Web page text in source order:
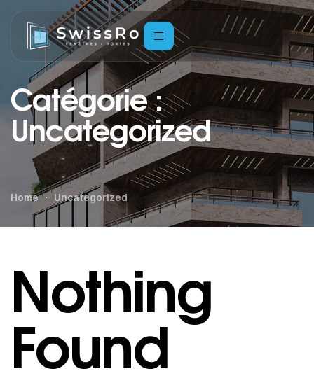
Catégorie :
Uncategorized
Home Uncategorized
Nothing
Found